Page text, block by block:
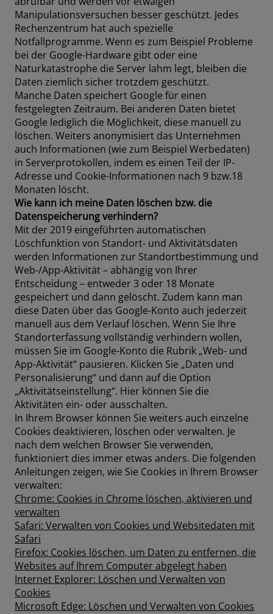
Manipulationsversuchen besser geschützt. Jedes
Rechenzentrum hat auch spezielle
Notfallprogramme. Wenn es zum Beispiel Probleme
bei der Google-Hardware gibt oder eine
Naturkatastrophe die Server lahm legt, bleiben die
Daten ziemlich sicher trotzdem geschützt.
Manche Daten speichert Google für einen
festgelegten Zeitraum. Bei anderen Daten bietet
Google lediglich die Möglichkeit, diese manuell zu
löschen. Weiters anonymisiert das Unternehmen
auch Informationen (wie zum Beispiel Werbedaten)
in Serverprotokollen, indem es einen Teil der IP-
Adresse und Cookie-Informationen nach 9 bzw.18
Monaten löscht.
Wie kann ich meine Daten löschen bzw. die
Datenspeicherung verhindern?
Mit der 2019 eingeführten automatischen
Löschfunktion von Standort- und Aktivitätsdaten
werden Informationen zur Standortbestimmung und
Web-/App-Aktivität – abhängig von Ihrer
Entscheidung – entweder 3 oder 18 Monate
gespeichert und dann gelöscht. Zudem kann man
diese Daten über das Google-Konto auch jederzeit
manuell aus dem Verlauf löschen. Wenn Sie Ihre
Standorterfassung vollständig verhindern wollen,
müssen Sie im Google-Konto die Rubrik „Web- und
App-Aktivität“ pausieren. Klicken Sie „Daten und
Personalisierung“ und dann auf die Option
„Aktivitätseinstellung“. Hier können Sie die
Aktivitäten ein- oder ausschalten.
In Ihrem Browser können Sie weiters auch einzelne
Cookies deaktivieren, löschen oder verwalten. Je
nach dem welchen Browser Sie verwenden,
funktioniert dies immer etwas anders. Die folgenden
Anleitungen zeigen, wie Sie Cookies in Ihrem Browser
verwalten:
Chrome: Cookies in Chrome löschen, aktivieren und
verwalten
Safari: Verwalten von Cookies und Websitedaten mit
Safari
Firefox: Cookies löschen, um Daten zu entfernen, die
Websites auf Ihrem Computer abgelegt haben
Internet Explorer: Löschen und Verwalten von
Cookies
Microsoft Edge: Löschen und Verwalten von Cookies